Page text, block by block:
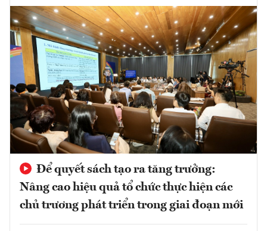
Để quyết sách tạo ra tăng trưởng:
Nâng cao hiệu quả tổ chức thực hiện các
chủ trương phát triển trong giai đoạn mới